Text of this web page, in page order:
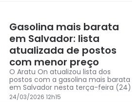
Gasolina mais barata
em Salvador: lista
atualizada de postos
com menor preço
O Aratu On atualizou lista dos
postos com a gasolina mais barata
em Salvador nesta terça-feira (24)
24/03/2026 12h15